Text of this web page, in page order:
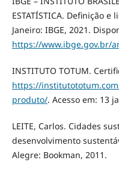
ESTATÍSTICA. Definição
Janeiro: IBGE, 2021.
https://www.ibge.gov.br/
INSTITUTO TOTUM.
https://
produto/⁠. Acesso em: 13
LEITE, Carlos. Cidades
desenvolvimento
Alegre: Bookman, 2011.